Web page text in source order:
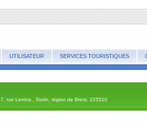
UTILISATEUR SERVICES TOURISTIQUES
7, rue Lenina , Stolin, région de Brest, 225510